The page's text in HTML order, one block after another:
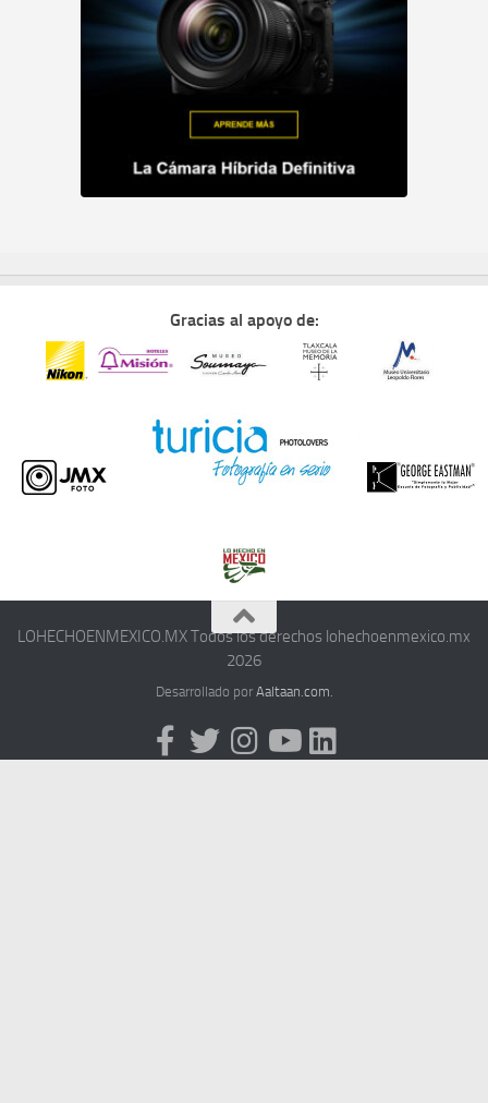
Gracias al apoyo de:
LOHECHOENMEXICO.MX Todos los derechos lohechoenmexico.mx
2026
Desarrollado por Aaltaan.com.